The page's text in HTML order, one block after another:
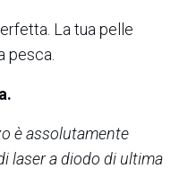
La tua pelle
pesca.
è assolutamente
laser a diodo di ultima